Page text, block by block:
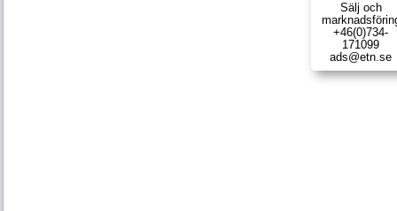
Sälj och
+46(0)734-
171099
ads@etn.se